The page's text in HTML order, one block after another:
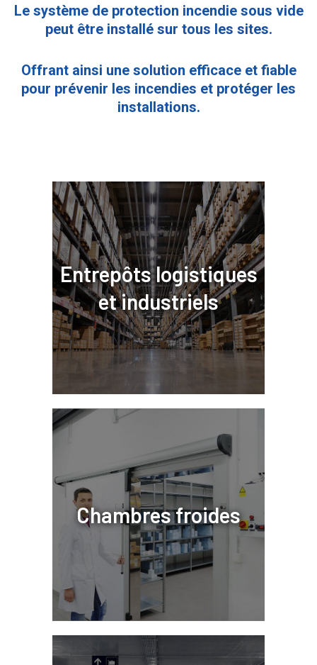
Le système de protection incendie sous vide
peut être installé sur tous les sites.
Offrant ainsi une solution efficace et fiable
pour prévenir les incendies et protéger les
installations.
Entrepôts logistiques
et industriels
Chambres froides